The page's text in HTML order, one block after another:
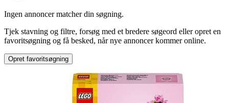
Andet mærke
Ingen annoncer matcher din søgning.
Tjek stavning og filtre, forsøg med et bredere søgeord eller opret en
favoritsøgning og få besked, når nye annoncer kommer online.
Opret favoritsøgning